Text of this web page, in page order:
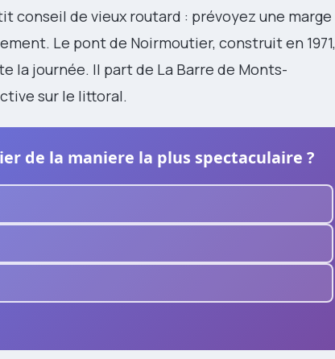
conseil de vieux routard : prévoyez une marge
Le pont de Noirmoutier, construit en 1971,
la journée. Il part de La Barre de Monts-
sur le littoral.
de la maniere la plus spectaculaire ?